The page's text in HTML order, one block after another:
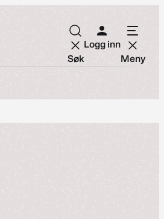
Søk
Logg inn
Meny